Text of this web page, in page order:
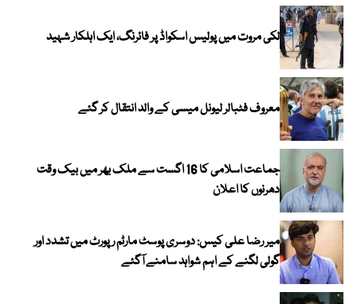
لکی مروت میں پولیس اسکواڈ پر فائرنگ، ایک اہلکار شہید
معروف فٹبالر لیونل میسی کے والد انتقال کر گئے
جماعت اسلامی کا 16 اگست سے ملک بھر میں بیک وقت
دھرنوں کا اعلان
میر رضا علی کیس: دوسری پوسٹ مارٹم رپورٹ میں تشدد اور
گولی لگنے کے اہم شواہد سامنے آگئے